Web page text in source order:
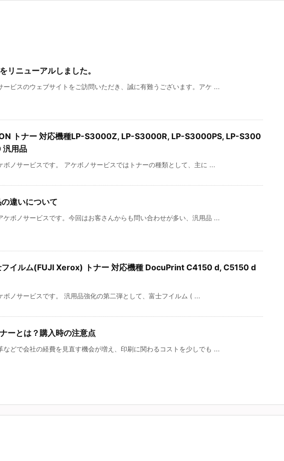
リニューアルしました。
ービスのウェブサイトをご訪問いただき、誠に有難うございます。アケ ...
トナー 対応機種LP-S3000Z, LP-S3000R, LP-S3000PS, LP-S300
用品
ボノサービスです。 アケボノサービスではトナーの種類として、主に ...
の違いについて
ケボノサービスです。今回はお客さんからも問い合わせが多い、汎用品 ...
フイルム(FUJI Xerox) トナー 対応機種 DocuPrint C4150 d, C5150 d
ボノサービスです。 汎用品強化の第二弾として、富士フイルム ( ...
ーとは？購入時の注意点
などで会社の経費を見直す機会が増え、印刷に関わるコストを少しでも ...